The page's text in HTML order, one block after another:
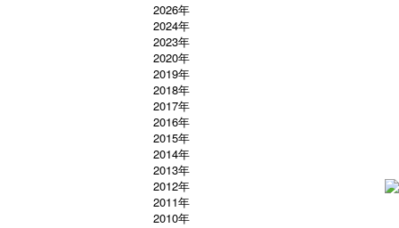
2026年
2024年
2023年
2020年
2019年
2018年
2017年
2016年
2015年
2014年
2013年
2012年
2011年
2010年